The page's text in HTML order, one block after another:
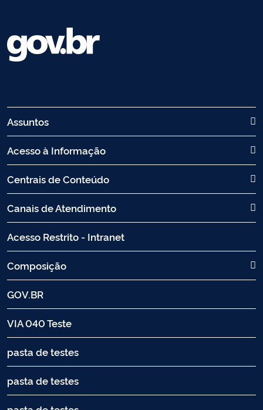
Assuntos
Acesso à Informação
Centrais de Conteúdo
Canais de Atendimento
Acesso Restrito - Intranet
Composição
GOV.BR
VIA 040 Teste
pasta de testes
pasta de testes